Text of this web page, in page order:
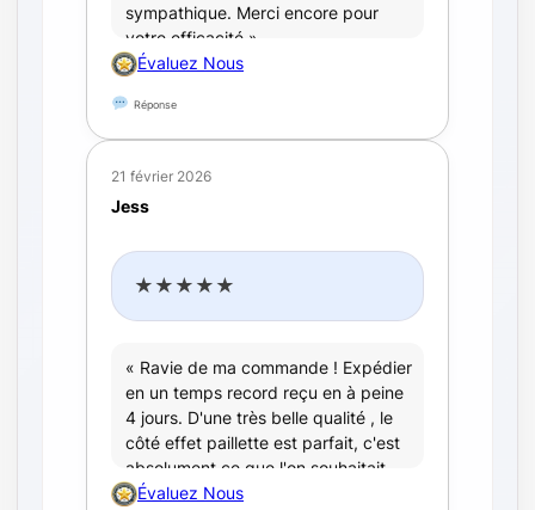
sympathique. Merci encore pour
votre efficacité »
Évaluez Nous
Réponse
21 février 2026
Jess
★★★★★
« Ravie de ma commande ! Expédier
en un temps record reçu en à peine
4 jours. D'une très belle qualité , le
côté effet paillette est parfait, c'est
absolument ce que l'on souhaitait.
Merci encore pour ce travail
Évaluez Nous